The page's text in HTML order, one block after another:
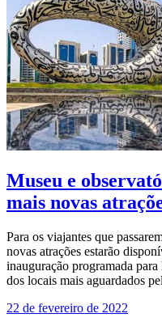
Museu e
mais novas
Para os viajantes que
novas atrações estarão
inauguração programada
dos locais mais aguardados
22 de fevereiro de 2022